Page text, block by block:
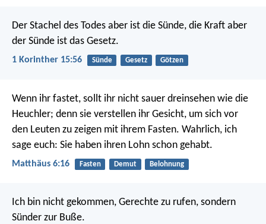
Der Stachel des Todes aber ist die Sünde, die Kraft aber
der Sünde ist das Gesetz.
1 Korinther 15:56 Sünde Gesetz Götzen
Wenn ihr fastet, sollt ihr nicht sauer dreinsehen wie die
Heuchler; denn sie verstellen ihr Gesicht, um sich vor
den Leuten zu zeigen mit ihrem Fasten. Wahrlich, ich
sage euch: Sie haben ihren Lohn schon gehabt.
Matthäus 6:16 Fasten Demut Belohnung
Ich bin nicht gekommen, Gerechte zu rufen, sondern
Sünder zur Buße.